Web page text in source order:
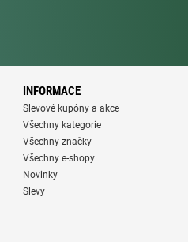
INFORMACE
Slevové kupóny a akce
Všechny kategorie
Všechny značky
Všechny e-shopy
Novinky
Slevy